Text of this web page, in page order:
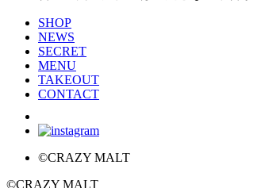
SHOP
NEWS
SECRET
MENU
TAKEOUT
CONTACT
©CRAZY MALT
©CRAZY MALT